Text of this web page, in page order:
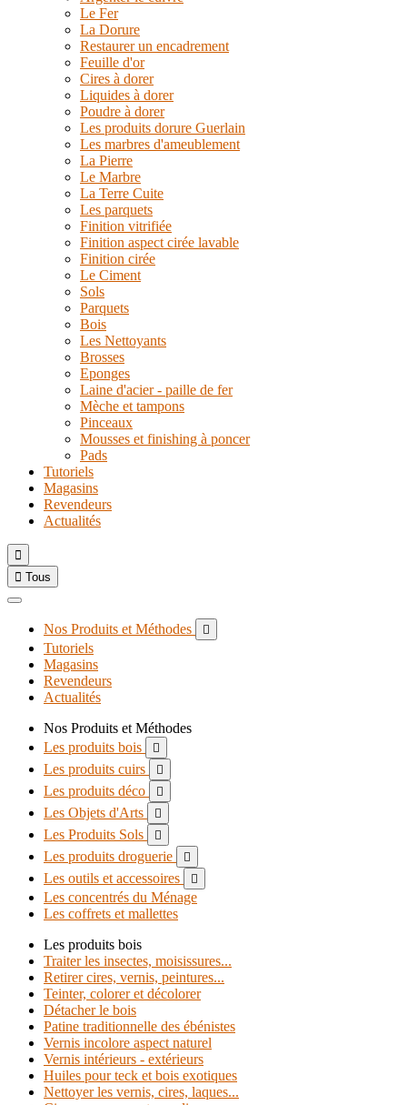
Le Fer
La Dorure
Restaurer un encadrement
Feuille d'or
Cires à dorer
Liquides à dorer
Poudre à dorer
Les produits dorure Guerlain
Les marbres d'ameublement
La Pierre
Le Marbre
La Terre Cuite
Les parquets
Finition vitrifiée
Finition aspect cirée lavable
Finition cirée
Le Ciment
Sols
Parquets
Bois
Les Nettoyants
Brosses
Eponges
Laine d'acier - paille de fer
Mèche et tampons
Pinceaux
Mousses et finishing à poncer
Pads
Tutoriels
Magasins
Revendeurs
Actualités

 Tous
Nos Produits et Méthodes 
Tutoriels
Magasins
Revendeurs
Actualités
Nos Produits et Méthodes
Les produits bois

Les produits cuirs 
Les produits déco 
Les Objets d'Arts 
Les Produits Sols 
Les produits droguerie 
Les outils et accessoires 
Les concentrés du Ménage
Les coffrets et mallettes
Les produits bois
Traiter les insectes, moisissures...
Retirer cires, vernis, peintures...
Teinter, colorer et décolorer
Détacher le bois
Patine traditionnelle des ébénistes
Vernis incolore aspect naturel
Vernis intérieurs - extérieurs
Huiles pour teck et bois exotiques
Nettoyer les vernis, cires, laques...